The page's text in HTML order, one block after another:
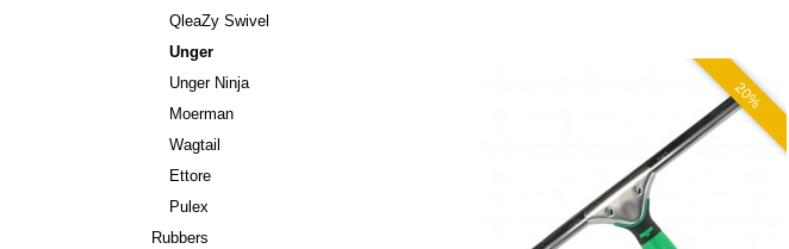
QleaZy Swivel
Unger
Unger Ninja
Moerman
Wagtail
Ettore
Pulex
Rubbers
20%